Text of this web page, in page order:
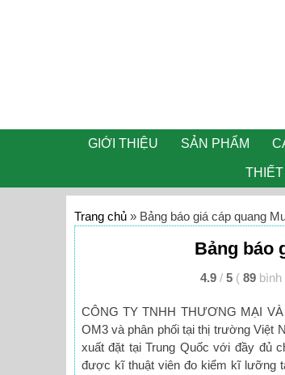
GIỚI THIỆU SẢN PHẨM
Trang chủ» Bảng báo giá cáp quang
Bảng báo
4.9 / 5 ( 89 bình
CÔNG TY TNHH THƯƠNG MẠI
OM3 và phân phối tại thị trường Việt
xuất đặt tại Trung Quốc với đầy đủ
được kĩ thuật viên đo kiểm kĩ lưỡng